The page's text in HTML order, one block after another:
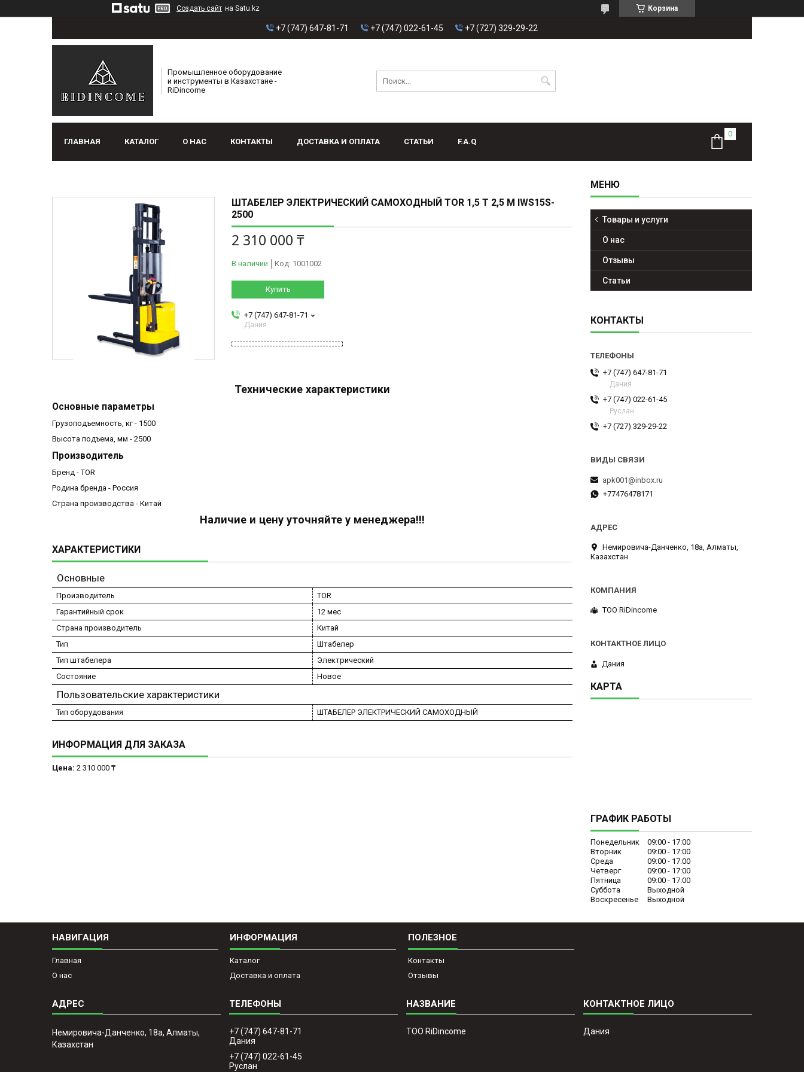
Создать сайт на Satu.kz Корзина
+7 (747) 647-81-71 +7 (747) 022-61-45 +7 (727) 329-29-22
Промышленное оборудование
и инструменты в Казахстане -
RiDincome
ГЛАВНАЯ КАТАЛОГ О НАС КОНТАКТЫ ДОСТАВКА И ОПЛАТА СТАТЬИ F.A.Q
ШТАБЕЛЕР ЭЛЕКТРИЧЕСКИЙ САМОХОДНЫЙ TOR 1,5 Т 2,5 М IWS15S-
2500
2 310 000 ₸
В наличии Код: 1001002
Купить
+7 (747) 647-81-71
Дания
Технические характеристики
Основные параметры
Грузоподъемность, кг - 1500
Высота подъема, мм - 2500
Производитель
Бренд - TOR
Родина бренда - Россия
Страна производства - Китай
Наличие и цену уточняйте у менеджера!!!
ХАРАКТЕРИСТИКИ
Основные
Производитель
TOR
Гарантийный срок
12 мес
Страна производитель
Китай
Тип
Штабелер
Тип штабелера
Электрический
Состояние
Новое
Пользовательские характеристики
Тип оборудования ШТАБЕЛЕР ЭЛЕКТРИЧЕСКИЙ САМОХОДНЫЙ
ИНФОРМАЦИЯ ДЛЯ ЗАКАЗА
Цена: 2 310 000 ₸
Товары и услуги
О нас
Отзывы
Статьи
КОНТАКТЫ
+7 (747) 647-81-71
Дания
+7 (747) 022-61-45
Руслан
+7 (727) 329-29-22
apk001@inbox.ru
+77476478171
Немировича-Данченко, 18а, Алматы,
Казахстан
ТОО RiDincome
Дания
КАРТА
ГРАФИК РАБОТЫ
Понедельник 09:00
17:00
Вторник
09:00
17:00
Среда
09:00
17:00
Четверг
09:00
17:00
Пятница
09:00
17:00
Суббота
Выходной
Воскресенье
Выходной
НАВИГАЦИЯ
Главная
О нас
ИНФОРМАЦИЯ
Каталог
Доставка и оплата
ПОЛЕЗНОЕ
Контакты
Отзывы
Немировича-Данченко, 18а, Алматы,
Казахстан
+7 (747) 647-81-71
Дания
+7 (747) 022-61-45
Руслан
ТОО RiDincome Дания